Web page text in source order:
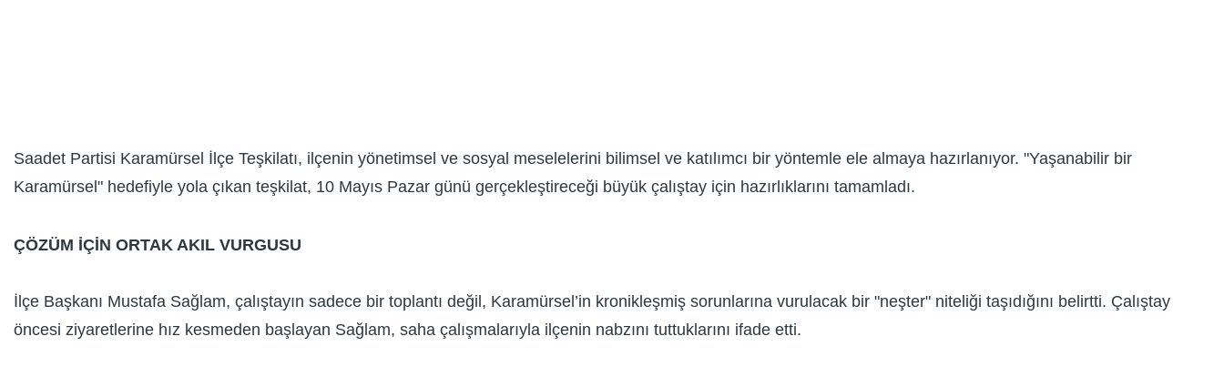
Saadet Partisi Karamürsel İlçe Teşkilatı, ilçenin yönetimsel ve sosyal meselelerini bilimsel ve katılımcı bir yöntemle ele almaya hazırlanıyor. "Yaşanabilir bir
Karamürsel" hedefiyle yola çıkan teşkilat, 10 Mayıs Pazar günü gerçekleştireceği büyük çalıştay için hazırlıklarını tamamladı.
ÇÖZÜM İÇİN ORTAK AKIL VURGUSU
İlçe Başkanı Mustafa Sağlam, çalıştayın sadece bir toplantı değil, Karamürsel’in kronikleşmiş sorunlarına vurulacak bir "neşter" niteliği taşıdığını belirtti. Çalıştay
öncesi ziyaretlerine hız kesmeden başlayan Sağlam, saha çalışmalarıyla ilçenin nabzını tuttuklarını ifade etti.